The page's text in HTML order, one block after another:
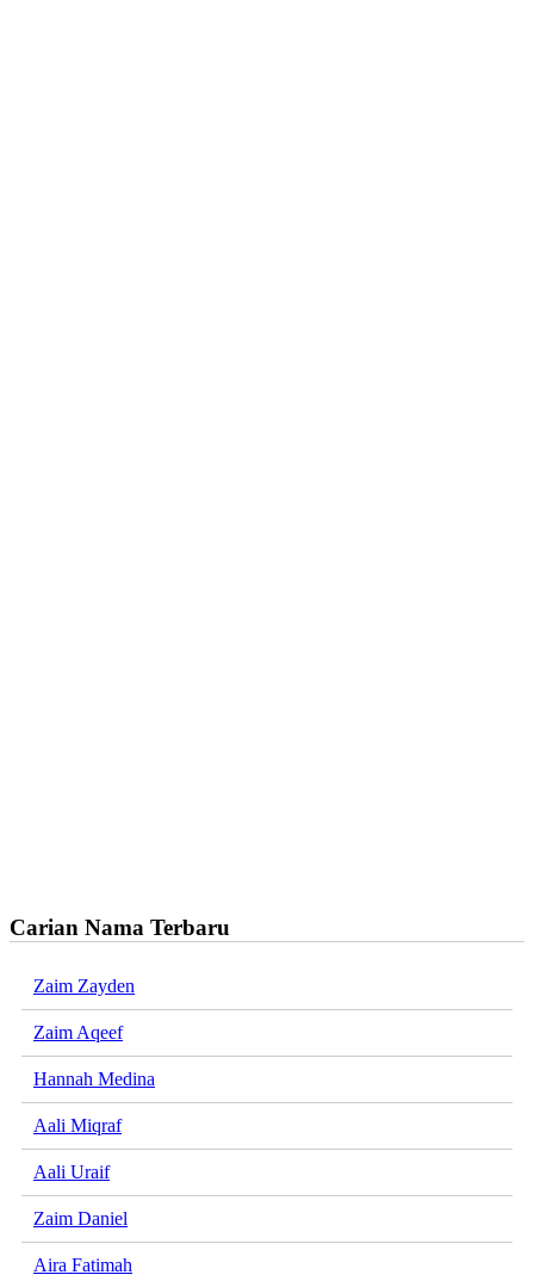
Carian Nama Terbaru
Zaim Zayden
Zaim Aqeef
Hannah Medina
Aali Miqraf
Aali Uraif
Zaim Daniel
Aira Fatimah